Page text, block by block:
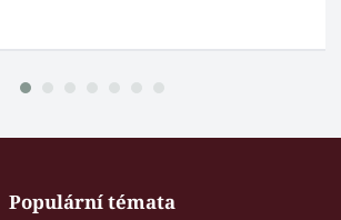
Populární témata